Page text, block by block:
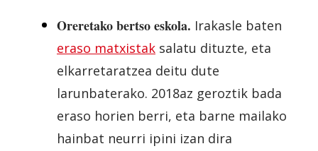
Oreretako bertso eskola. Irakasle baten
eraso matxistak salatu dituzte, eta
elkarretaratzea deitu dute
larunbaterako. 2018az geroztik bada
eraso horien berri, eta barne mailako
hainbat neurri ipini izan dira